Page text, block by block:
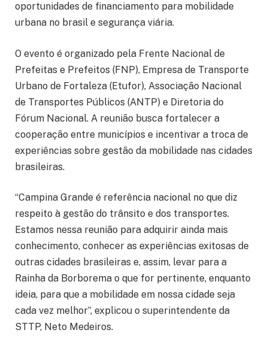
oportunidades de financiamento para mobilidade
urbana no brasil e segurança viária.
O evento é organizado pela Frente Nacional de
Prefeitas e Prefeitos (FNP), Empresa de Transporte
Urbano de Fortaleza (Etufor), Associação Nacional
de Transportes Públicos (ANTP) e Diretoria do
Fórum Nacional. A reunião busca fortalecer a
cooperação entre municípios e incentivar a troca de
experiências sobre gestão da mobilidade nas cidades
brasileiras.
“Campina Grande é referência nacional no que diz
respeito à gestão do trânsito e dos transportes.
Estamos nessa reunião para adquirir ainda mais
conhecimento, conhecer as experiências exitosas de
outras cidades brasileiras e, assim, levar para a
Rainha da Borborema o que for pertinente, enquanto
ideia, para que a mobilidade em nossa cidade seja
cada vez melhor”, explicou o superintendente da
STTP, Neto Medeiros.